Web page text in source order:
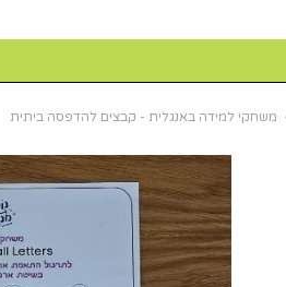
משחקי למידה באנגלית - קבצים להדפסה ביתית